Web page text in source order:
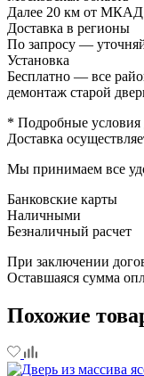
Далее 20 км от
Доставка в регионы
По запросу —
Установка
Бесплатно — все
демонтаж старой
* Подробные условия
Доставка
Мы принимаем все
Банковские карты
Наличными
Безналичный расчет
При заключении
Оставшаяся сумма
Похожие